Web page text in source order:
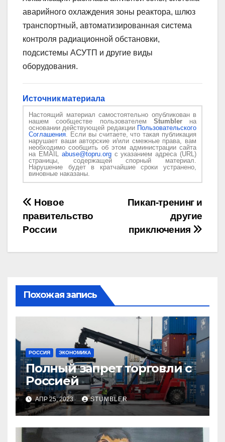
аварийного охлаждения зоны реактора, шлюз
транспортный, автоматизированная система
контроля радиационной обстановки,
подсистемы АСУТП и другие виды
оборудования.
Источник материала
Настоящий материал самостоятельно опубликован в
нашем сообществе пользователем Stumblerна
основании действующей редакции Пользовательского
Соглашения . Если вы считаете, что такая публикация
нарушает ваши авторские и/или смежные права, вам
необходимо сообщить об этом администрации сайта
на EMAIL abuse@topru.orgс указанием адреса (URL)
страницы, содержащей спорный материал.
Нарушение будет в кратчайшие сроки устранено,
виновные наказаны.
Навигация
по
записям
Пикап-тренинг и
другие
приключения
Новое
правительство
России
Похожая запись
РОССИЯ ЭКОНОМИКА
Полный запрет торговли с
Россией
АПР 25, 2023 STUMBLER